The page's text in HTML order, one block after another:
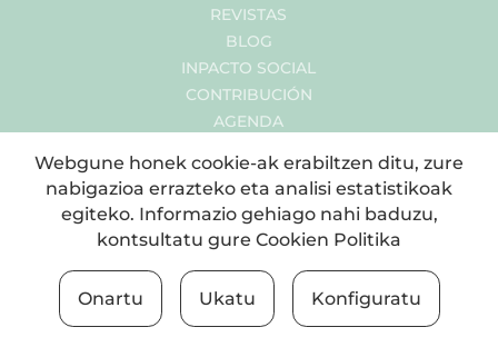
REVISTAS
BLOG
INPACTO SOCIAL
CONTRIBUCIÓN
AGENDA
Webgune honek cookie-ak erabiltzen ditu, zure
nabigazioa errazteko eta analisi estatistikoak
egiteko. Informazio gehiago nahi baduzu,
kontsultatu gure Cookien Politika
Onartu Ukatu Konfiguratu